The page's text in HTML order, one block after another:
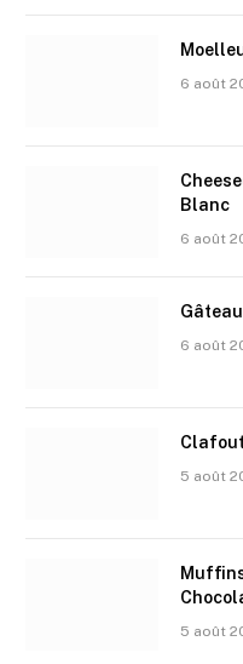
6 août
Blanc
6 août
6 août
5 août
5 août